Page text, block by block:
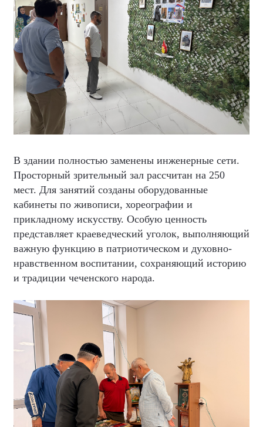
В здании полностью заменены инженерные сети.
Просторный зрительный зал рассчитан на 250
мест. Для занятий созданы оборудованные
кабинеты по живописи, хореографии и
прикладному искусству. Особую ценность
представляет краеведческий уголок, выполняющий
важную функцию в патриотическом и духовно-
нравственном воспитании, сохраняющий историю
и традиции чеченского народа.